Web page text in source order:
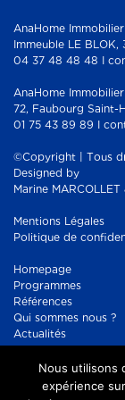
AnaHome
Immeuble LE
04 37 48 48 48 I
AnaHome
72, Faubourg Saint-
01 75 43 89 89 I
©Copyright | Tous
Designed by
Marine MARCOLLET
Mentions Légales
Politique de
Homepage
Programmes
Références
Qui sommes nous ?
Actualités
Réseaux sociaux :
Facebook
Nous utilisons
expérience